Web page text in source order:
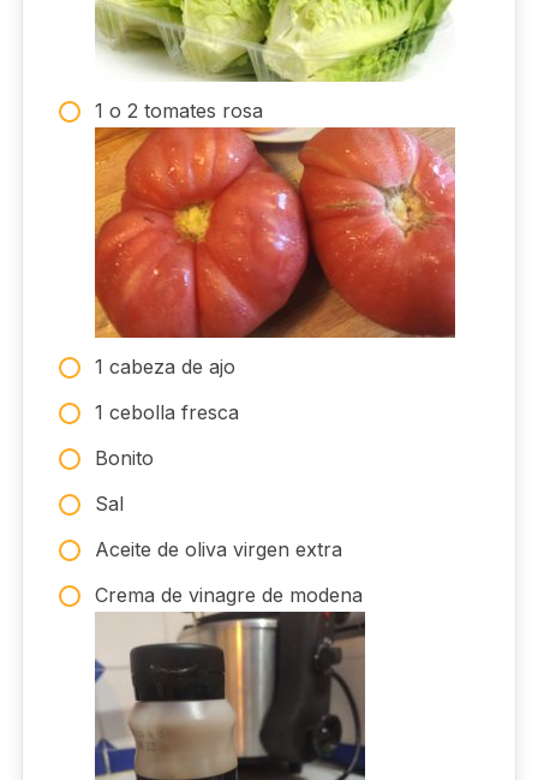
1 o 2 tomates rosa
1 cabeza de ajo
1 cebolla fresca
Bonito
Sal
Aceite de oliva virgen extra
Crema de vinagre de modena